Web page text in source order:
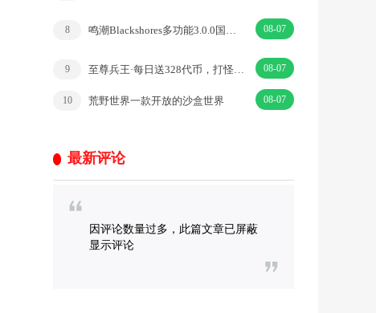
8 鸣潮Blackshores多功能3.0.0国际服 08-07
9 至尊兵王·每日送328代币，打怪爆爆爆·|免费版·RPG 08-07
10 荒野世界一款开放的沙盒世界 08-07
最新评论
因评论数量过多，此篇文章已屏蔽
显示评论